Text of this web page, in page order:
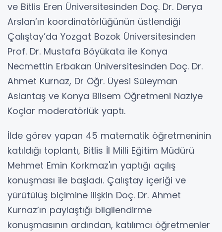
ve Bitlis Eren Üniversitesinden Doç. Dr. Derya
Arslan’ın koordinatörlüğünün üstlendiği
Çalıştay’da Yozgat Bozok Üniversitesinden
Prof. Dr. Mustafa Böyükata ile Konya
Necmettin Erbakan Üniversitesinden Doç. Dr.
Ahmet Kurnaz, Dr Öğr. Üyesi Süleyman
Aslantaş ve Konya Bilsem Öğretmeni Naziye
Koçlar moderatörlük yaptı.
İlde görev yapan 45 matematik öğretmeninin
katıldığı toplantı, Bitlis İl Milli Eğitim Müdürü
Mehmet Emin Korkmaz'ın yaptığı açılış
konuşması ile başladı. Çalıştay içeriği ve
yürütülüş biçimine ilişkin Doç. Dr. Ahmet
Kurnaz’ın paylaştığı bilgilendirme
konuşmasının ardından, katılımcı öğretmenler